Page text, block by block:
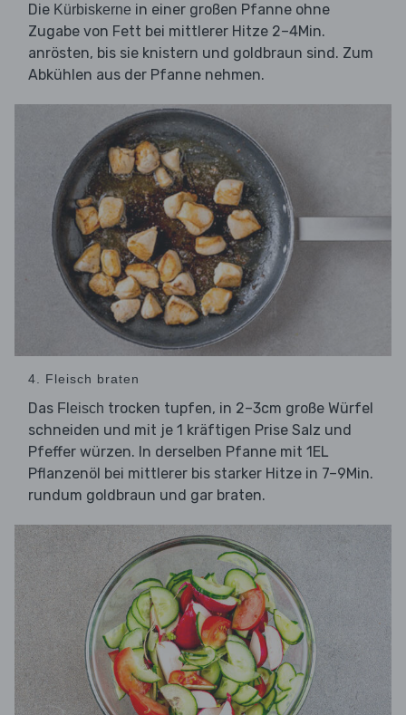
Die Kürbiskerne in einer großen Pfanne ohne
Zugabe von Fett bei mittlerer Hitze 2–4Min.
anrösten, bis sie knistern und goldbraun sind. Zum
Abkühlen aus der Pfanne nehmen.
4. Fleisch braten
Das Fleisch trocken tupfen, in 2–3cm große Würfel
schneiden und mit je 1 kräftigen Prise Salz und
Pfeffer würzen. In derselben Pfanne mit 1EL
Pflanzenöl bei mittlerer bis starker Hitze in 7–9Min.
rundum goldbraun und gar braten.